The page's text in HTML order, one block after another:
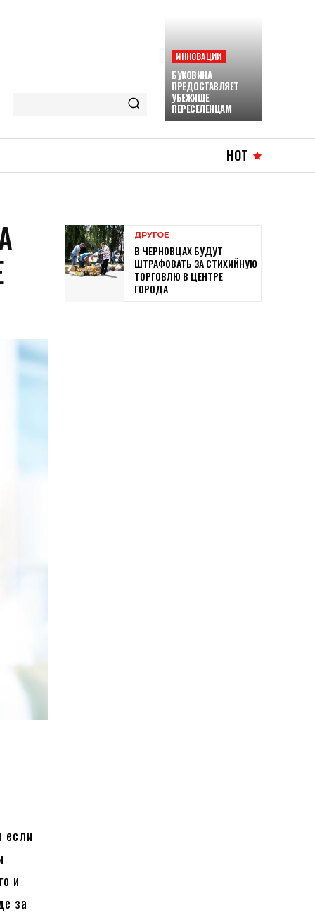
ИННОВАЦИИ
БУКОВИНА
ПРЕДОСТАВЛЯЕТ
УБЕЖИЩЕ
ПЕРЕСЕЛЕНЦАМ
HOT
если
и
за
ДРУГОЕ
В ЧЕРНОВЦАХ БУДУТ
ШТРАФОВАТЬ ЗА СТИХИЙНУЮ
ТОРГОВЛЮ В ЦЕНТРЕ
ГОРОДА